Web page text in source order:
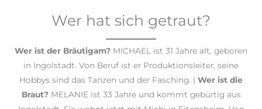
Wer hat sich getraut?
Wer ist der Bräutigam? MICHAEL ist 31 Jahre alt, geboren
in Ingolstadt. Von Beruf ist er Produktionsleiter, seine
Hobbys sind das Tanzen und der Fasching. | Wer ist die
Braut?MELANIE ist 33 Jahre und kommt gebürtig aus